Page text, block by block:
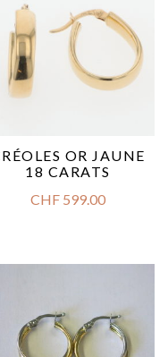
OR JAUNE
18 CARATS
CHF 599.00